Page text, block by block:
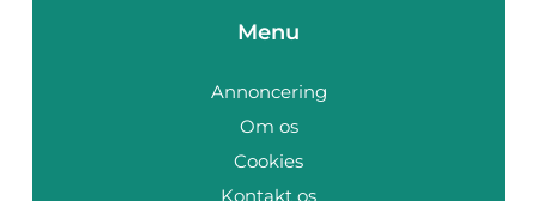
Menu
Annoncering
Om os
Cookies
Kontakt os